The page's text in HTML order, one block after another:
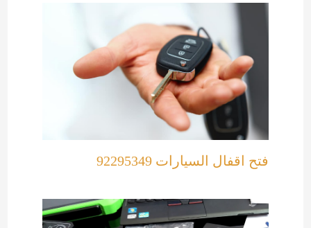
فتح اقفال السيارات 92295349